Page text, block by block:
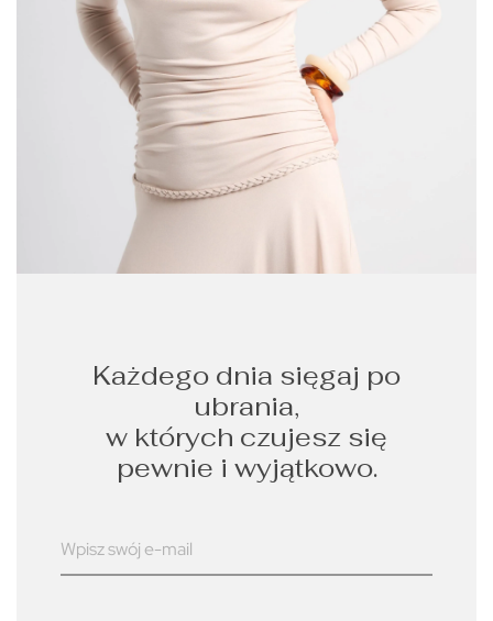
Każdego dnia sięgaj po
ubrania,
w których czujesz się
pewnie i wyjątkowo.